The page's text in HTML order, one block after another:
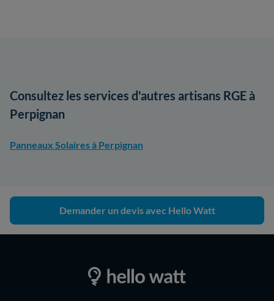
Consultez les services d'autres artisans RGE à
Perpignan
Panneaux Solaires à Perpignan
Demander un devis avec Hello Watt